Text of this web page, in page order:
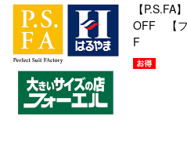
【P.S.FA
OFF 【フ
F